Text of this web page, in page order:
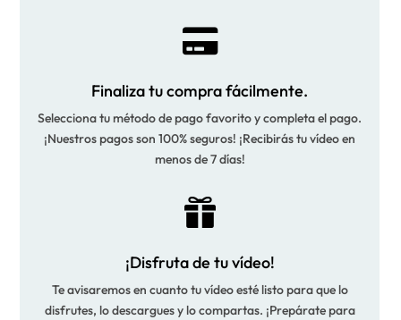

Finaliza tu compra fácilmente.
Selecciona tu método de pago favorito y completa el pago.
¡Nuestros pagos son 100% seguros! ¡Recibirás tu vídeo en
menos de 7 días!

¡Disfruta de tu vídeo!
Te avisaremos en cuanto tu vídeo esté listo para que lo
disfrutes, lo descargues y lo compartas. ¡Prepárate para